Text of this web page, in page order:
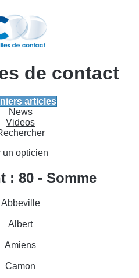
de contact
articles
News
Videos
un opticien
: 80 - Somme
Abbeville
Albert
Amiens
Camon